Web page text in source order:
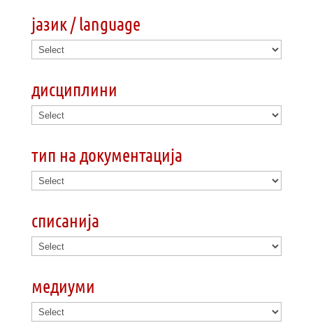
јазик / language
дисциплини
тип на документација
списанија
медиуми